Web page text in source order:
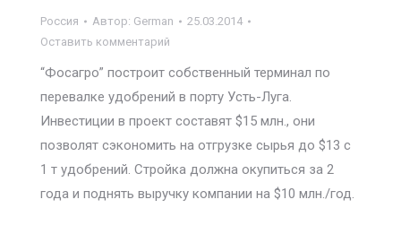
Россия Автор: German
25.03.2014
Оставить комментарий
“Фосагро” построит собственный терминал по
перевалке удобрений в порту Усть-Луга.
Инвестиции в проект составят $15 млн., они
позволят сэкономить на отгрузке сырья до $13 с
1 т удобрений. Стройка должна окупиться за 2
года и поднять выручку компании на $10 млн./год.